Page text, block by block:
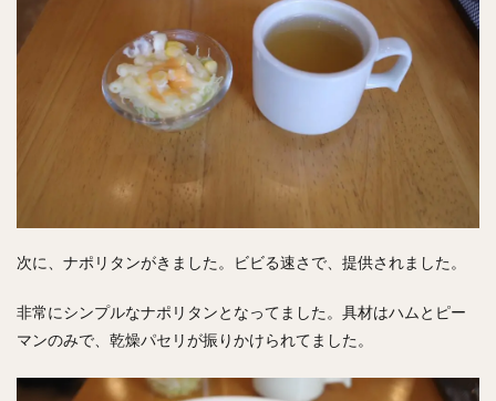
次に、ナポリタンがきました。ビビる速さで、提供されました。
非常にシンプルなナポリタンとなってました。具材はハムとピー
マンのみで、乾燥パセリが振りかけられてました。